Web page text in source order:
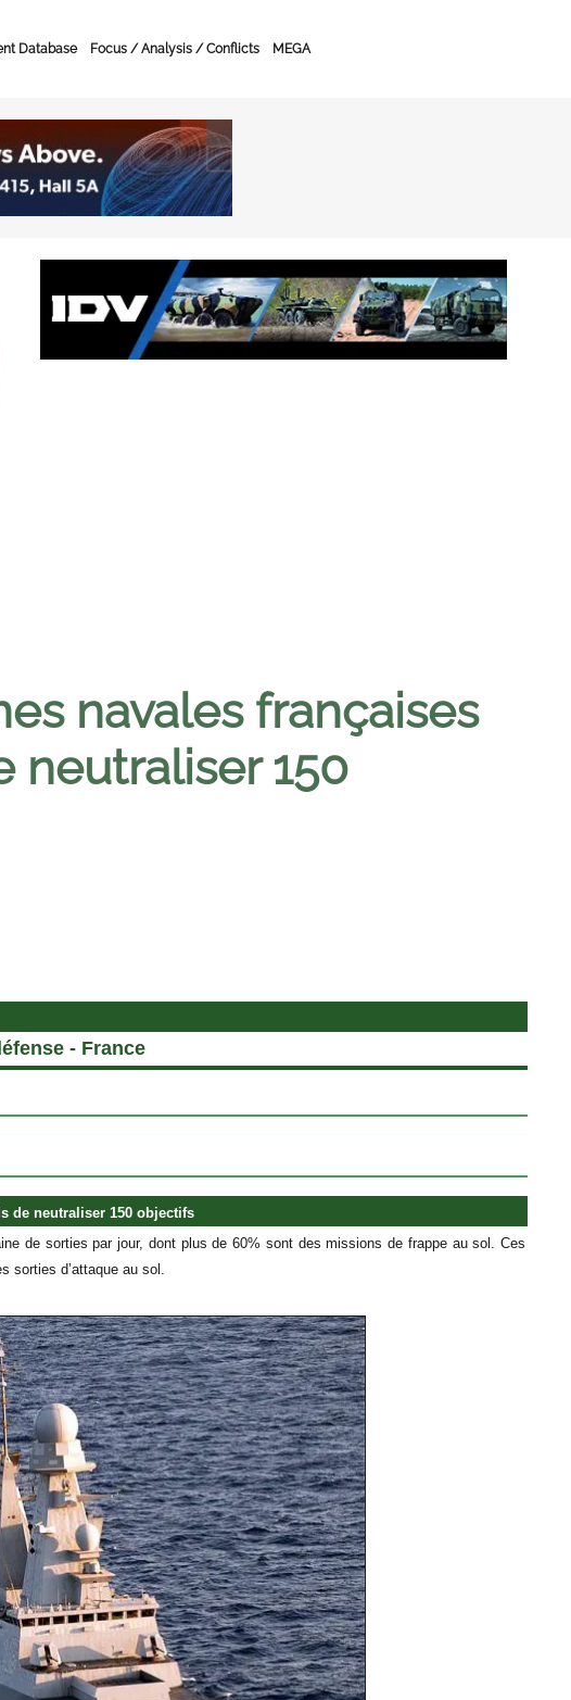
Database Focus / Analysis / Conflicts MEGA
navales françaises
neutraliser 150
- France
de neutraliser 150 objectifs
de sorties par jour, dont plus de 60% sont des missions de frappe au sol. Ces
sorties d’attaque au sol.